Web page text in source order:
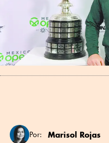
Por: Marisol Rojas